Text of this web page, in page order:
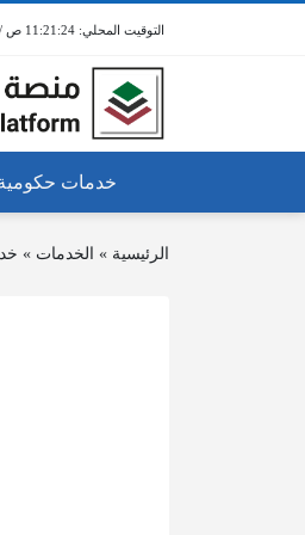
11:21:24 ص / 6 أغسطس 2026
خدمات
الرئيسية » الخدمات »